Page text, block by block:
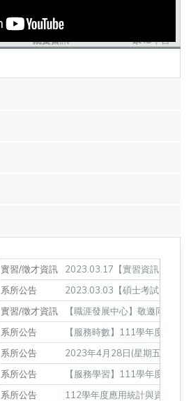
招生資訊 系 R 平台
統資幣
SAS
實習/徵才資訊
2023.03.17【實習資訊】
系所公告
2023.03.03【碩士考試】112
實習/徵才資訊
【職涯發展中心】敬邀同學參
系所公告
【服務時數】111學年度第2學
系所公告
2023年4月28日(星期五) 2023
系所公告
【服務學習】111學年度第2
系所公告
112學年度應用統計與資料科